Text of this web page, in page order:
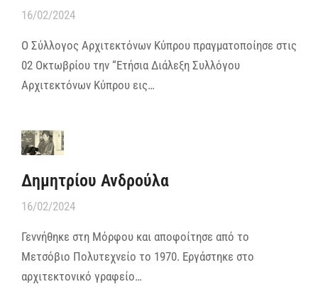
16/02/2024
Ο Σύλλογος Αρχιτεκτόνων Κύπρου πραγματοποίησε στις
02 Οκτωβρίου την “Ετήσια Διάλεξη Συλλόγου
Αρχιτεκτόνων Κύπρου εις…
Δημητρίου Ανδρούλα
16/02/2024
Γεννήθηκε στη Μόρφου και αποφοίτησε από το
Μετσόβιο Πολυτεχνείο το 1970. Εργάστηκε στο
αρχιτεκτονικό γραφείο…